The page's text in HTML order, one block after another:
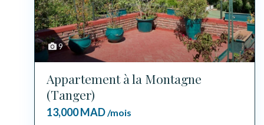
9
Appartement à la Montagne
(Tanger)
13,000 MAD/mois